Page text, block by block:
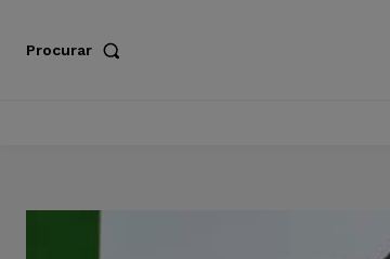
Procurar